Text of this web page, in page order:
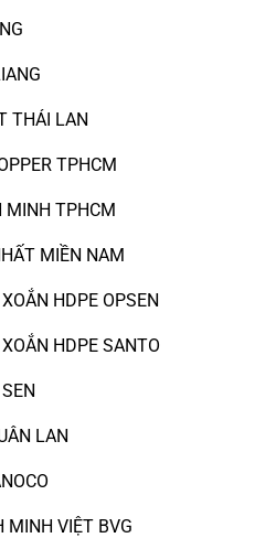
THÁI LAN
TPHCM
MINH TPHCM
MIỀN NAM
HDPE OPSEN
HDPE SANTO
LAN
MINH VIỆT BVG